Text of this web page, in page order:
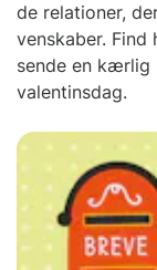
de relationer,
venskaber.
sende en kærlig
valentinsdag.